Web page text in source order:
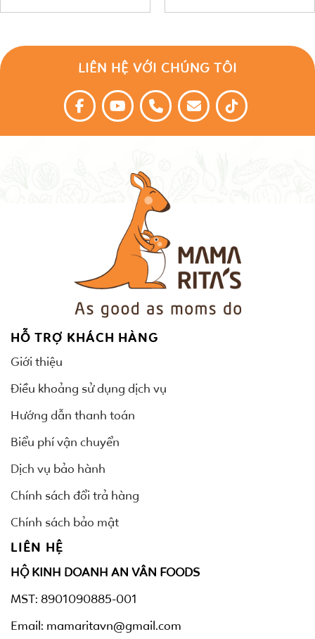
LIÊN HỆ VỚI CHÚNG TÔI
HỖ TRỢ KHÁCH HÀNG
Giới thiệu
Điều khoảng sử dụng dịch vụ
Hướng dẫn thanh toán
Biểu phí vận chuyển
Dịch vụ bảo hành
Chính sách đổi trả hàng
Chính sách bảo mật
LIÊN HỆ
HỘ KINH DOANH AN VÂN FOODS
MST: 8901090885-001
Email: mamaritavn@gmail.com